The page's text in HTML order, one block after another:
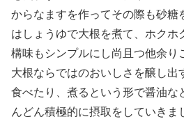
からなますを作ってその際も砂糖
はしょうゆで大根を煮て、ホクホ
構味もシンプルにし尚且つ他余り
大根ならではのおいしさを醸し出
食べたり、煮るという形で醤油な
んどん積極的に摂取をしていきま